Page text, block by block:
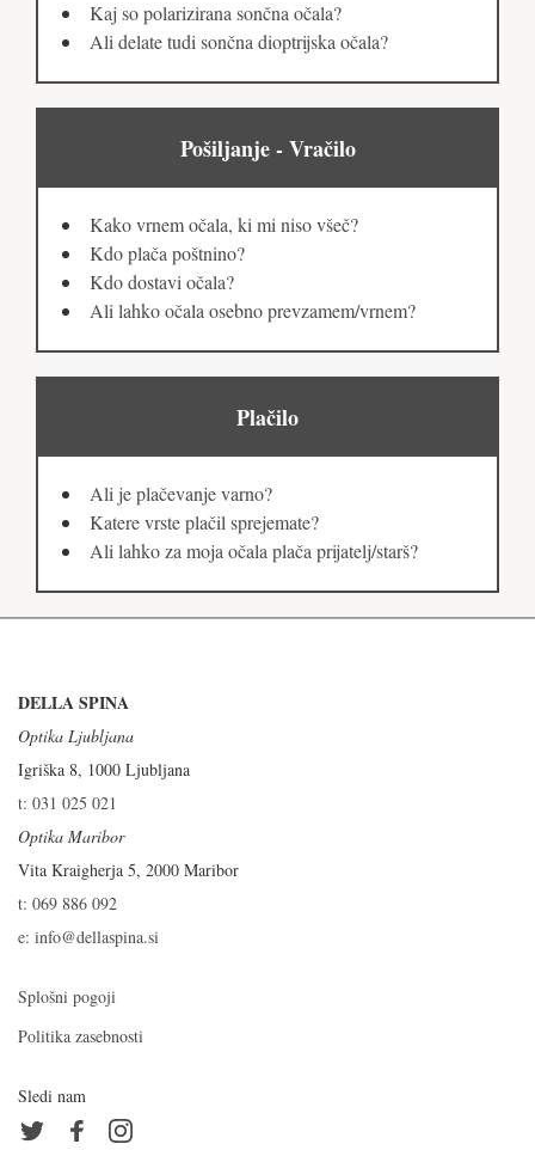
Kaj so polarizirana sončna očala?
Ali delate tudi sončna dioptrijska očala?
Pošiljanje - Vračilo
Kako vrnem očala, ki mi niso všeč?
Kdo plača poštnino?
Kdo dostavi očala?
Ali lahko očala osebno prevzamem/vrnem?
Plačilo
Ali je plačevanje varno?
Katere vrste plačil sprejemate?
Ali lahko za moja očala plača prijatelj/starš?
DELLA SPINA
Optika Ljubljana
Igriška 8, 1000 Ljubljana
t: 031 025 021
Optika Maribor
Vita Kraigherja 5, 2000 Maribor
t: 069 886 092
e: info@dellaspina.si
Splošni pogoji
Politika zasebnosti
Sledi nam